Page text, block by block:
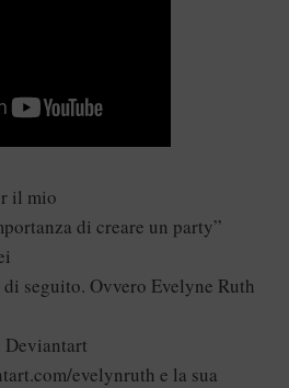
il mio
di creare un party”
seguito. Ovvero Evelyne Ruth
Deviantart
evelynruth e la sua